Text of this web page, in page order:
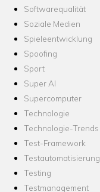
Softwarequalität
Soziale Medien
Spieleentwicklung
Spoofing
Sport
Super AI
Supercomputer
Technologie
Technologie-Trends
Test-Framework
Testautomatisierung
Testing
Testmanagement